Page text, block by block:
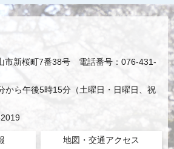
市新桜町7番38号 電話番号：076-431-
から午後5時15分（土曜日・日曜日、祝
地図・交通アクセス